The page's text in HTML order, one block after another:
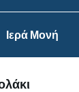
Ιερά Μονή